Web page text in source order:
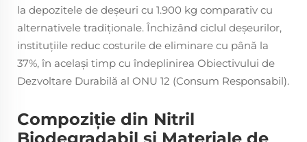
la depozitele de deșeuri cu 1.900 kg comparativ cu
alternativele tradiționale. Închizând ciclul deșeurilor,
instituțiile reduc costurile de eliminare cu până la
37%, în același timp cu îndeplinirea Obiectivului de
Dezvoltare Durabilă al ONU 12 (Consum Responsabil).
Compoziție din Nitril